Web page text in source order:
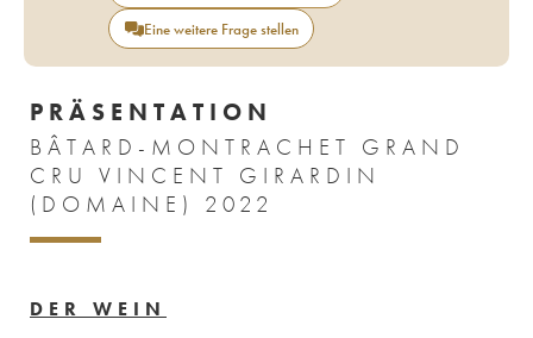
Eine weitere Frage stellen
PRÄSENTATION
BÂTARD-MONTRACHET GRAND
CRU VINCENT GIRARDIN
(DOMAINE) 2022
DER WEIN